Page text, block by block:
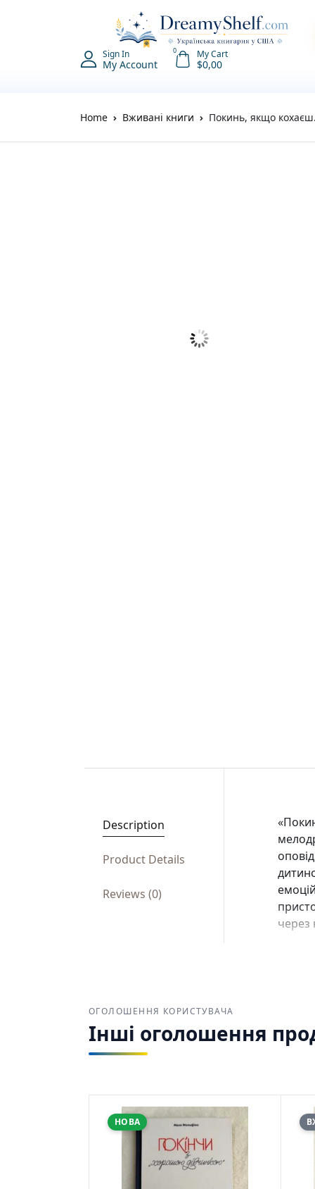
Sign In
My Account
0 My Cart
$0,00
Home Вживані книги Покинь, якщо
Description
Product Details
Reviews (0)
через
ОГОЛОШЕННЯ КОРИСТУВАЧА
Інші оголошення
НОВА